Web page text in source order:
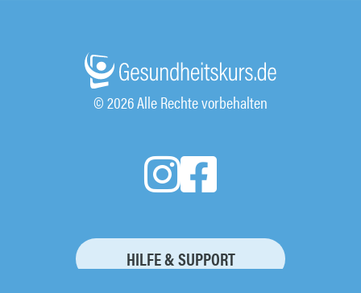
© 2026 Alle Rechte vorbehalten
HILFE & SUPPORT